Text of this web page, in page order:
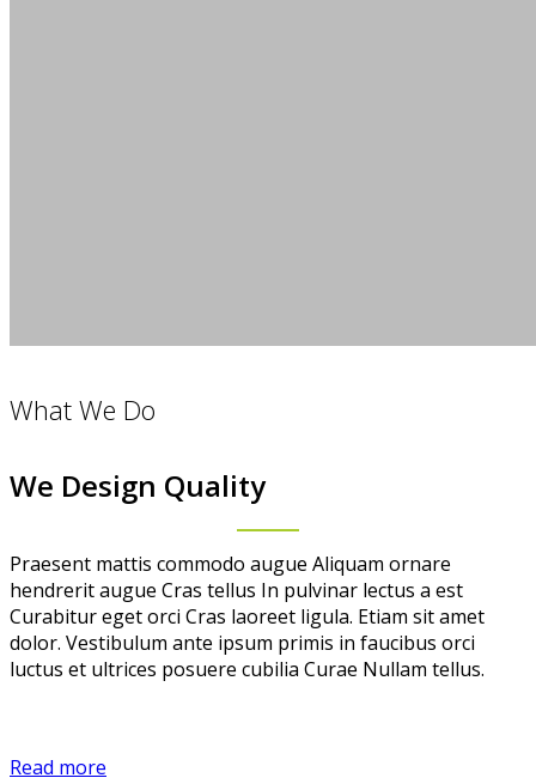
What We Do
We Design Quality
Praesent mattis commodo augue Aliquam ornare
hendrerit augue Cras tellus In pulvinar lectus a est
Curabitur eget orci Cras laoreet ligula. Etiam sit amet
dolor. Vestibulum ante ipsum primis in faucibus orci
luctus et ultrices posuere cubilia Curae Nullam tellus.
Read more